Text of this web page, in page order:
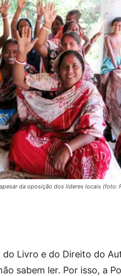
da oposição dos líderes locais (foto:
Livro e do Direito do
sabem ler. Por isso, a